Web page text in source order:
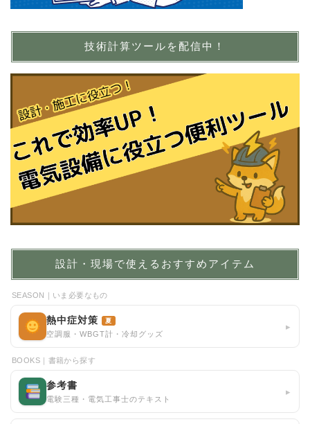
技術計算ツールを配信中！
設計・現場で使えるおすすめアイテム
SEASON｜いま必要なもの
熱中症対策 夏
空調服・WBGT計・冷却グッズ
▸
BOOKS｜書籍から探す
参考書
電験三種・電気工事士のテキスト
▸